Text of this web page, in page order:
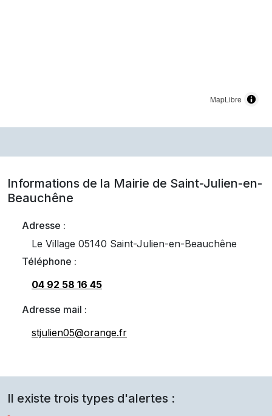
MapLibre
Informations de la Mairie de Saint-Julien-en-
Beauchêne
Adresse :
Le Village 05140 Saint-Julien-en-Beauchêne
Téléphone :
04 92 58 16 45
Adresse mail :
stjulien05@orange.fr
Il existe trois types d'alertes :